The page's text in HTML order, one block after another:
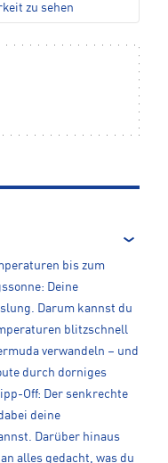
zu sehen
bis zum
Deine
Darum kannst du
blitzschnell
verwandeln – und
durch dorniges
Off: Der senkrechte
deine
Darüber hinaus
alles gedacht, was du